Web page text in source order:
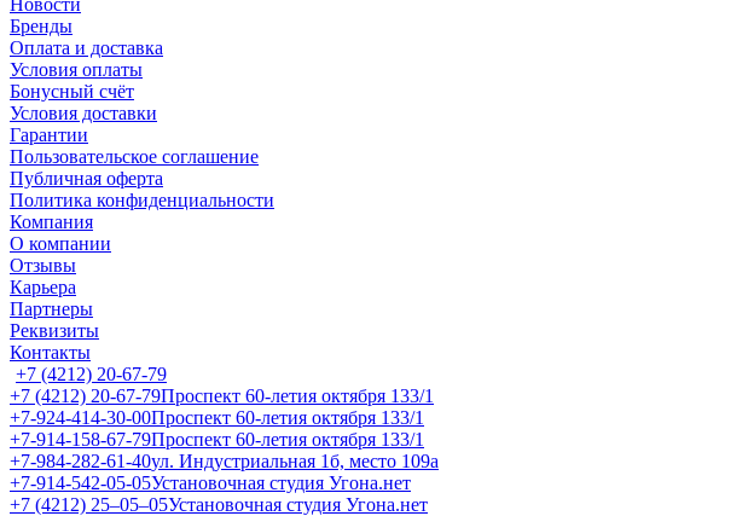
Новости
Бренды
Оплата и доставка
Условия оплаты
Бонусный счёт
Условия доставки
Гарантии
Пользовательское соглашение
Публичная оферта
Политика конфиденциальности
Компания
О компании
Отзывы
Карьера
Партнеры
Реквизиты
Контакты
+7 (4212) 20-67-79
+7 (4212) 20-67-79Проспект 60-летия октября 133/1
+7-924-414-30-00Проспект 60-летия октября 133/1
+7-914-158-67-79Проспект 60-летия октября 133/1
+7-984-282-61-40ул. Индустриальная 1б, место 109а
+7-914-542-05-05Установочная студия Угона.нет
+7 (4212) 25‒05‒05Установочная студия Угона.нет